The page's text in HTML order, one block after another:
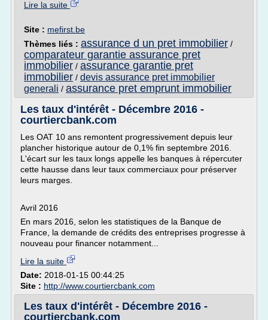
Lire la suite
Site : mefirst.be
Thèmes liés : assurance d un pret immobilier /
comparateur garantie assurance pret
immobilier / assurance garantie pret
immobilier / devis assurance pret immobilier
generali / assurance pret emprunt immobilier
Les taux d'intérêt - Décembre 2016 -
courtiercbank.com
Les OAT 10 ans remontent progressivement depuis leur
plancher historique autour de 0,1% fin septembre 2016.
L'écart sur les taux longs appelle les banques à répercuter
cette hausse dans leur taux commerciaux pour préserver
leurs marges.
Avril 2016
En mars 2016, selon les statistiques de la Banque de
France, la demande de crédits des entreprises progresse à
nouveau pour financer notamment...
Lire la suite
Date: 2018-01-15 00:44:25
Site : http://www.courtiercbank.com
Les taux d'intérêt - Décembre 2016 -
courtiercbank.com